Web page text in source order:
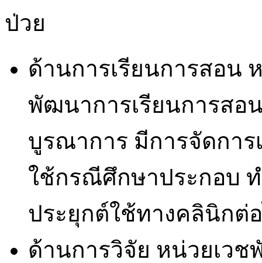
ป่วย
ด้านการเรียนการสอน
พัฒนาการเรียนการสอ
บูรณาการ มีการจัดกา
ใช้กรณีศึกษาประกอบ
ประยุกต์ใช้ทางคลินิกต่
ด้านการวิจัย หน่วยเว